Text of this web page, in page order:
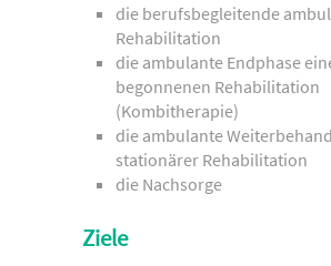
die berufsbegleitende
Rehabilitation
die ambulante Endphase
begonnenen Rehabilitation
(Kombitherapie)
die ambulante
stationärer Rehabilitation
die Nachsorge
Ziele